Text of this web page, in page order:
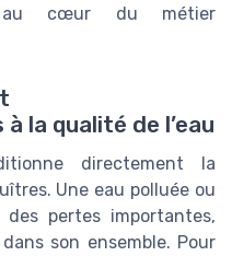
au cœur du métier
la qualité de l’eau
directement la
Une eau polluée ou
pertes importantes,
son ensemble. Pour